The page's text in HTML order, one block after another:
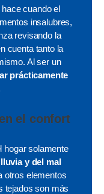
cuando el
insalubres,
revisando la
cuenta tanto la
Al ser un
prácticamente
el confort
hogar solamente
y del mal
otros elementos
tejados son más